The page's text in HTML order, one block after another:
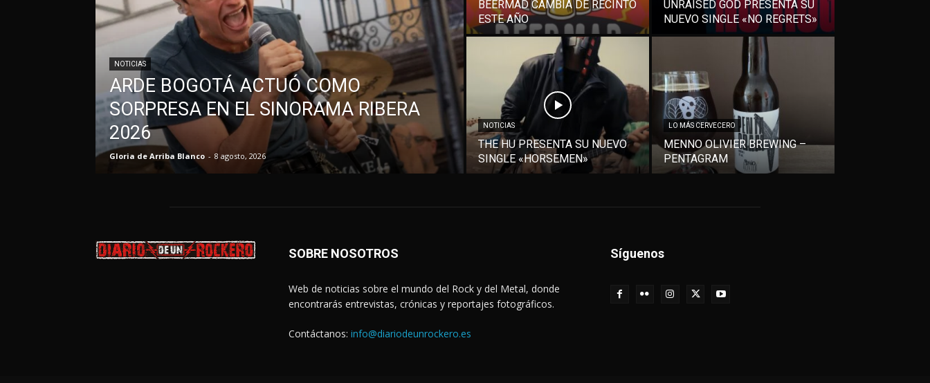
NOTICIAS
ARDE BOGOTÁ ACTUÓ COMO
SORPRESA EN EL SINORAMA RIBERA
2026
Gloria de Arriba Blanco - 8 agosto, 2026
BEERMAD CAMBIA DE RECINTO
ESTE AÑO
UNRAISED GOD PRESENTA SU
NUEVO SINGLE «NO REGRETS»
NOTICIAS
THE HU PRESENTA SU NUEVO
SINGLE «HORSEMEN»
LO MÁS CERVECERO
MENNO OLIVIER BREWING –
PENTAGRAM
SOBRE NOSOTROS
Web de noticias sobre el mundo del Rock y del Metal, donde
encontrarás entrevistas, crónicas y reportajes fotográficos.
Contáctanos: info@diariodeunrockero.es
Síguenos